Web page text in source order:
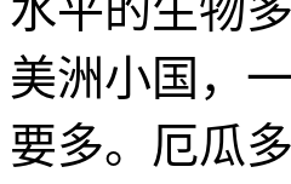
美洲小国，
要多。厄瓜